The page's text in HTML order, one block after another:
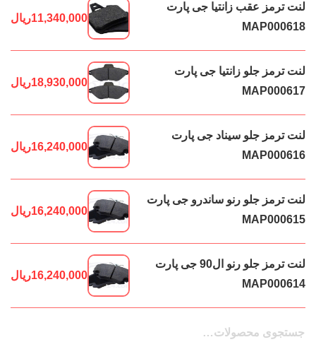
لنت ترمز عقب زانتیا جی پارت
MAP000618
11,340,000ریال
لنت ترمز جلو زانتیا جی پارت
MAP000617
18,930,000ریال
لنت ترمز جلو سیناد جی پارت
MAP000616
16,240,000ریال
لنت ترمز جلو رنو ساندرو جی پارت
MAP000615
16,240,000ریال
لنت ترمز جلو رنو ال90 جی پارت
MAP000614
16,240,000ریال
جستجو
جستجو